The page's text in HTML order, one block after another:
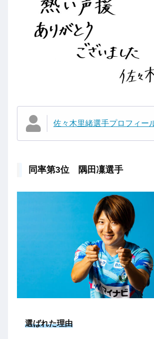
佐々木里緒選手プロフィー
同率第3位 隅田凜選手
選ばれた理由